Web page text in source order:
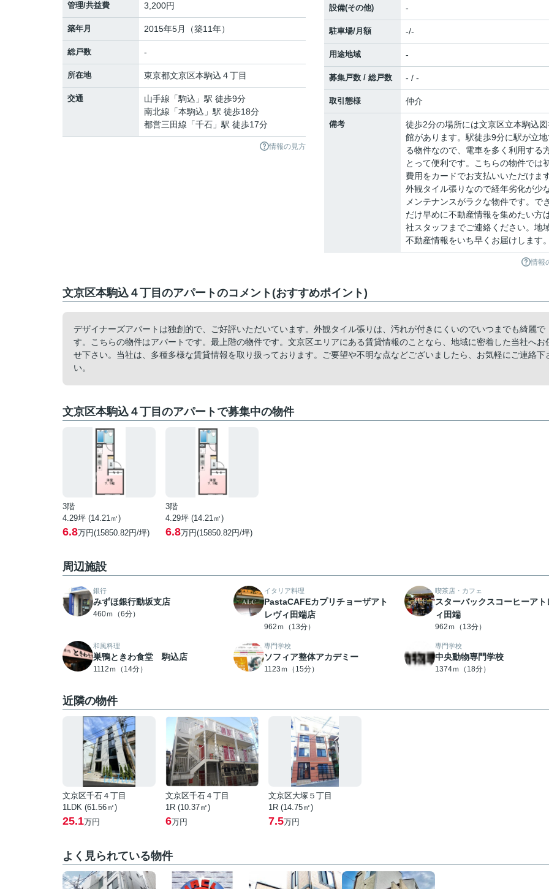
管理/共益費 3,200円
築年月 2015年5月（築11年）
総戸数 -
所在地 東京都文京区本駒込 ４丁目
交通 山手線 「駒込 」駅 徒歩9分
南北線 「本駒込 」駅 徒歩18分
都営三田線 「千石 」駅 徒歩17分
情報の見方
設備(その他) -
駐車場/月額 -/-
用途地域 -
募集戸数 / 総戸数 - / -
取引態様 仲介
備考
徒歩2分の場所には文京区立本駒込
館があります。駅徒歩9分に駅が立
る物件なので、電車を多く利用する
とって便利です。こちらの物件では
費用をカードでお支払いいただけま
外観タイル張りなので経年劣化が少
メンテナンスがラクな物件です。で
だけ早めに不動産情報を集めたい方
社スタッフまでご連絡ください。地
不動産情報をいち早くお届けします
情報
文京区本駒込４丁目のアパートのコメント(おすすめポイント)
デザイナーズアパートは独創的で、ご好評いただいています。外観タイル張りは、汚れが付きにくいのでいつまでも綺麗で
す。こちらの物件はアパートです。最上階の物件です。文京区エリアにある賃貸情報のことなら、地域に密着した当社へお
せ下さい。当社は、多種多様な賃貸情報を取り扱っております。ご要望や不明な点などございましたら、お気軽にご連絡下
い。
文京区本駒込４丁目のアパートで募集中の物件
3階
4.29坪 (14.21㎡)
6.8万円(15850.82円/坪)
3階
4.29坪 (14.21㎡)
6.8万円(15850.82円/坪)
周辺施設
銀行
みずほ銀行動坂支店
460ｍ（6分）
イタリア料理
PastaCAFEカプリチョーザアト
レヴィ田端店
962ｍ（13分）
喫茶店・カフェ
スターバックスコーヒーアト
ィ田端
962ｍ（13分）
和風料理
巣鴨ときわ食堂 駒込店
1112ｍ（14分）
専門学校
ソフィア整体アカデミー
1123ｍ（15分）
専門学校
中央動物専門学校
1374ｍ（18分）
近隣の物件
文京区千石４丁目
1LDK (61.56㎡)
25.1万円
文京区千石４丁目
1R (10.37㎡)
6万円
文京区大塚５丁目
1R (14.75㎡)
7.5万円
よく見られている物件